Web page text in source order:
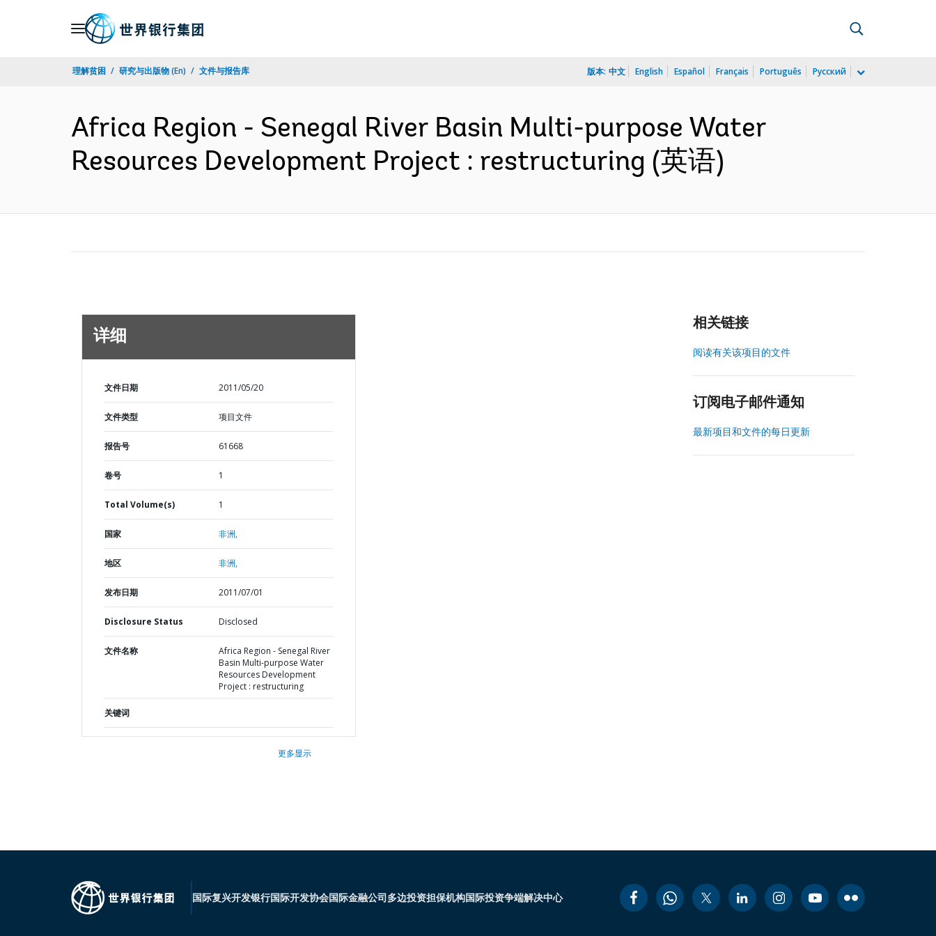
理解贫困 研究与出版物 (En) 文件与报告库 版本: 中文 English Español Français Português Русский
Africa Region - Senegal River Basin Multi-purpose Water
Resources Development Project : restructuring (英语)
详细
文件日期 2011/05/20
文件类型 项目文件
报告号 61668
卷号 1
Total Volume(s) 1
国家 非洲,
地区 非洲,
发布日期 2011/07/01
Disclosure Status Disclosed
文件名称
Africa Region - Senegal River
Basin Multi-purpose Water
Resources Development
Project : restructuring
关键词
更多显示
相关链接
阅读有关该项目的文件
订阅电子邮件通知
最新项目和文件的每日更新
国际复兴开发银行国际开发协会国际金融公司多边投资担保机构国际投资争端解决中心